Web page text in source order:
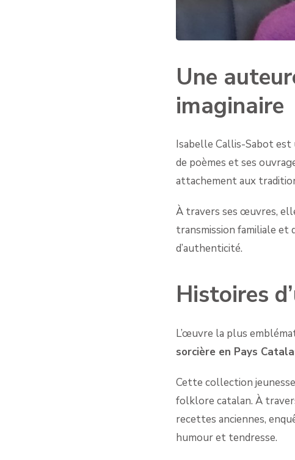
Une
imaginaire
Isabelle Callis-Sabot est
de poèmes et ses
attachement aux
À travers ses œuvres,
transmission familiale et
d’authenticité.
Histoires
L’œuvre la plus
sorcière en Pays
Cette collection
folklore catalan. À
recettes anciennes,
humour et tendresse.